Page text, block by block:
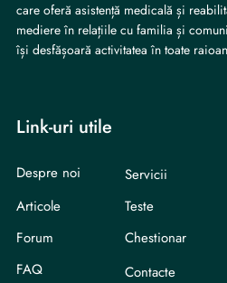
care oferă asistență medicală și
mediere în relațiile cu familia și
își desfășoară activitatea în toate
Link-uri utile
Despre noi
Servicii
Articole
Teste
Forum
Chestionar
FAQ
Contacte